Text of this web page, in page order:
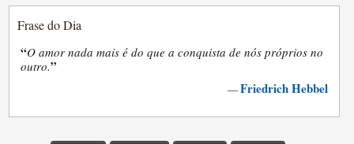
Frase do Dia
“O amor nada mais é do que a conquista de nós próprios no
outro.”
—Friedrich Hebbel